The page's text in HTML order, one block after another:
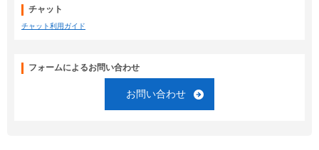
チャット
チャット利用ガイド
フォームによるお問い合わせ
お問い合わせ